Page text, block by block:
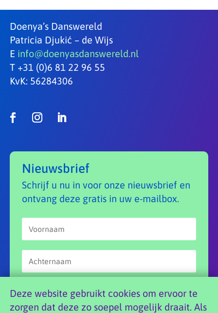
Doenya’s Danswereld
Patricia Djukić – de Wijs
E info@doenyasdanswereld.nl
T +31 (0)6 81 22 96 55
KvK: 56284306
Nieuwsbrief
Schrijf u nu in voor onze nieuwsbrief en
ontvang deze gratis in uw e-mailbox.
Deze website gebruikt cookies om ervoor te
zorgen dat deze zo soepel mogelijk draait. Als